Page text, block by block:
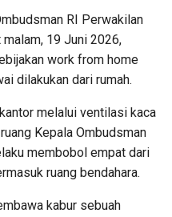
RI Perwakilan
19 Juni 2026,
work from home
dilakukan dari rumah.
melalui ventilasi kaca
Kepala Ombudsman
membobol empat dari
ruang bendahara.
kabur sebuah